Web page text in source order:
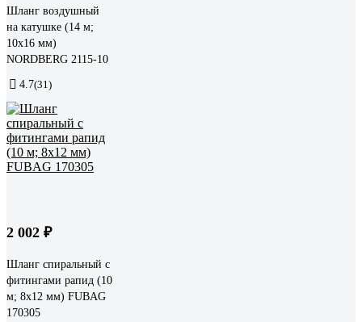
Шланг воздушный
на катушке (14 м;
10x16 мм)
NORDBERG 2115-10
4.7(31)
2 002 ₽
Шланг спиральный с
фитингами рапид (10
м; 8x12 мм) FUBAG
170305